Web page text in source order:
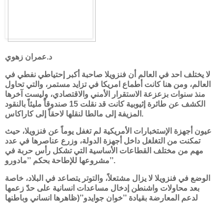
د.عمران زهوي
لا يختلف احد في العالم أن فنزويلا صاحبة أكبر إحتياطي نفطي في
العالم، ومن هنا كانت أطماع امريكا في تزايد مستمر، والتي تحاول
منذ سنوات بزعزعة الاستقرار الأمني والاقتصادي، وليست آخرها
الكشف عن طائرة إثيوبية كانت قد نقلت 15 صندوقاً مليئاً بالنقود
المزيفة إلى مالطا لنقلها لاحقاً إلى كاراكاس.
عيون أجهزة الإستخبارات الأمريكية لم تغفل يوماً عن فنزويلا، حيث
تمكنت من التغلغل داخل أجهزة الدولة، وزرع عناصرها في عدد
مهم من مختلف القطاعات الأساسية التي تشكل رأس حربة في
مشروعها للإطاحة بحكم ’’مادورو’’.
الوضع في فنزويلا لا يزال مشتعلاً، والتوتر يتصاعد في البلاد، خاصة
بعد محاولات واشنطن إدخال مساعدات انسانية على حدّ زعمها
لدعم المعارضة بقيادة ’’خوان جوايدو’’(ظاهرها انساني وباطنها